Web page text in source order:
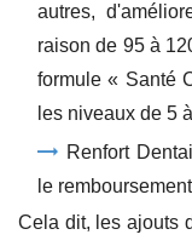
autres,
raison de 95 à
formule « Santé
les niveaux de 5
Renfort
le
Cela dit, les ajouts